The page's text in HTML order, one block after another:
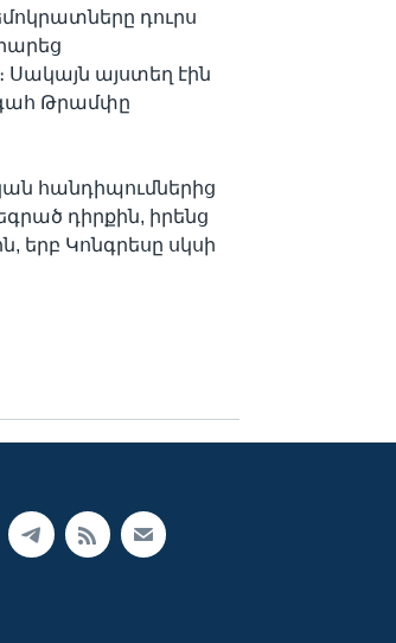
դուրս
այստեղ էին
Թրամփը
հանդիպումներից
դիրքին, իրենց
Կոնգրեսը սկսի